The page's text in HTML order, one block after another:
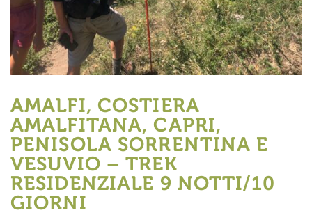
AMALFI, COSTIERA
AMALFITANA, CAPRI,
PENISOLA SORRENTINA E
VESUVIO – TREK
RESIDENZIALE 9 NOTTI/10
GIORNI